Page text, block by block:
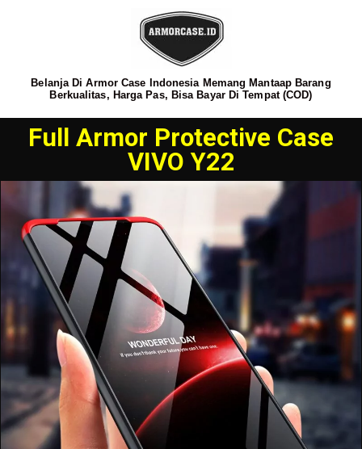
Belanja Di Armor Case Indonesia Memang Mantaap Barang
Berkualitas, Harga Pas, Bisa Bayar Di Tempat (COD)
Full Armor Protective Case
VIVO Y22